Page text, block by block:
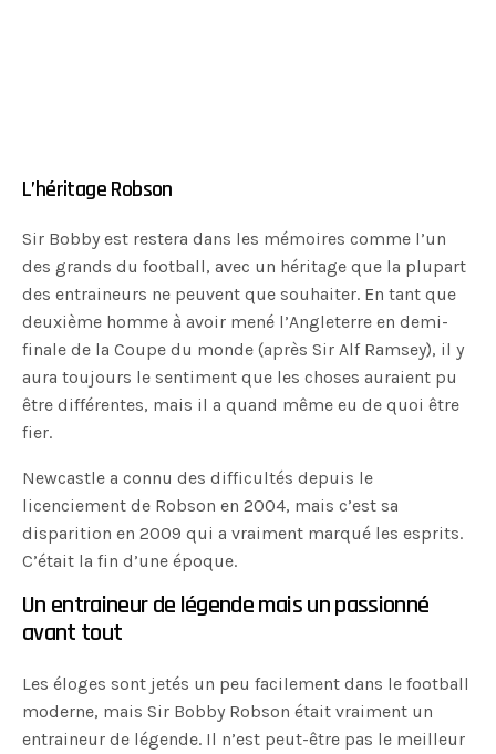
L’héritage Robson
Sir Bobby est restera dans les mémoires comme l’un
des grands du football, avec un héritage que la plupart
des entraineurs ne peuvent que souhaiter. En tant que
deuxième homme à avoir mené l’Angleterre en demi-
finale de la Coupe du monde (après Sir Alf Ramsey), il y
aura toujours le sentiment que les choses auraient pu
être différentes, mais il a quand même eu de quoi être
fier.
Newcastle a connu des difficultés depuis le
licenciement de Robson en 2004, mais c’est sa
disparition en 2009 qui a vraiment marqué les esprits.
C’était la fin d’une époque.
Un entraineur de légende mais un passionné
avant tout
Les éloges sont jetés un peu facilement dans le football
moderne, mais Sir Bobby Robson était vraiment un
entraineur de légende. Il n’est peut-être pas le meilleur